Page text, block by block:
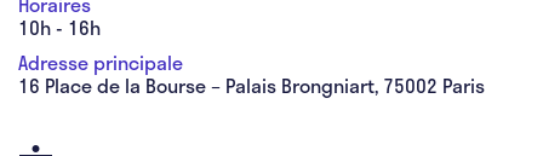
10h - 16h
Adresse principale
16 Place de la Bourse – Palais Brongniart, 75002 Paris